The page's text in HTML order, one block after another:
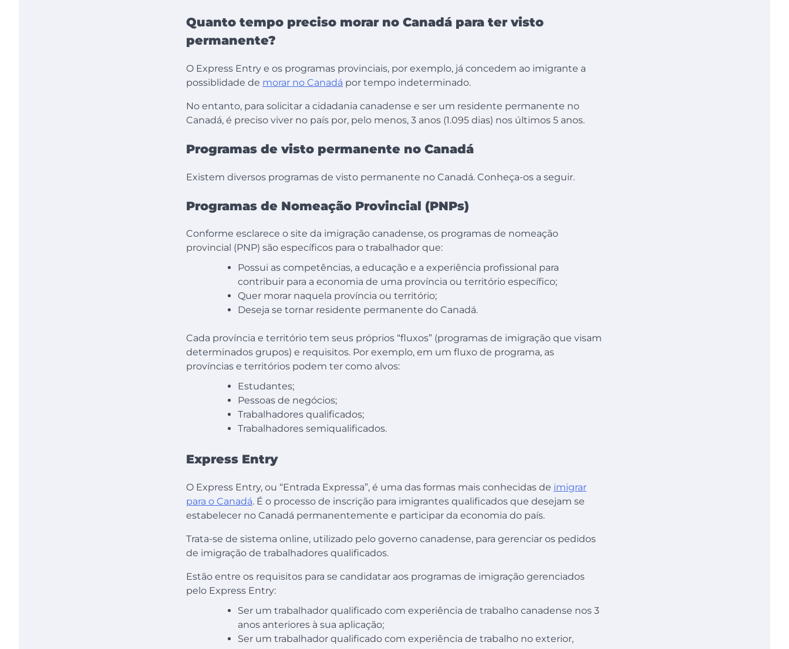
Quanto tempo preciso morar no Canadá para ter visto
permanente?
O Express Entry e os programas provinciais, por exemplo, já concedem ao imigrante a
possiblidade de morar no Canadá por tempo indeterminado.
No entanto, para solicitar a cidadania canadense e ser um residente permanente no
Canadá, é preciso viver no país por, pelo menos, 3 anos (1.095 dias) nos últimos 5 anos.
Programas de visto permanente no Canadá
Existem diversos programas de visto permanente no Canadá. Conheça-os a seguir.
Programas de Nomeação Provincial (PNPs)
Conforme esclarece o site da imigração canadense, os programas de nomeação
provincial (PNP) são específicos para o trabalhador que:
Possui as competências, a educação e a experiência profissional para
contribuir para a economia de uma província ou território específico;
Quer morar naquela província ou território;
Deseja se tornar residente permanente do Canadá.
Cada província e território tem seus próprios “fluxos” (programas de imigração que visam
determinados grupos) e requisitos. Por exemplo, em um fluxo de programa, as
províncias e territórios podem ter como alvos:
Estudantes;
Pessoas de negócios;
Trabalhadores qualificados;
Trabalhadores semiqualificados.
Express Entry
O Express Entry, ou “Entrada Expressa”, é uma das formas mais conhecidas de imigrar
para o Canadá. É o processo de inscrição para imigrantes qualificados que desejam se
estabelecer no Canadá permanentemente e participar da economia do país.
Trata-se de sistema online, utilizado pelo governo canadense, para gerenciar os pedidos
de imigração de trabalhadores qualificados.
Estão entre os requisitos para se candidatar aos programas de imigração gerenciados
pelo Express Entry:
Ser um trabalhador qualificado com experiência de trabalho canadense nos 3
anos anteriores à sua aplicação;
Ser um trabalhador qualificado com experiência de trabalho no exterior,